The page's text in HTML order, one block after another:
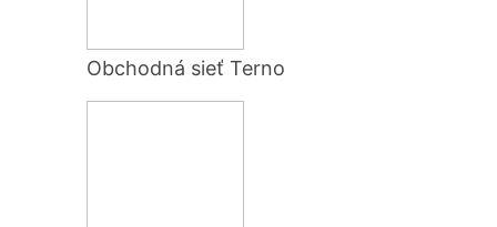
Obchodná sieť Terno